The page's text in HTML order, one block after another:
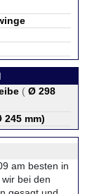
( Ø 298
245 mm)
am besten in
bei den